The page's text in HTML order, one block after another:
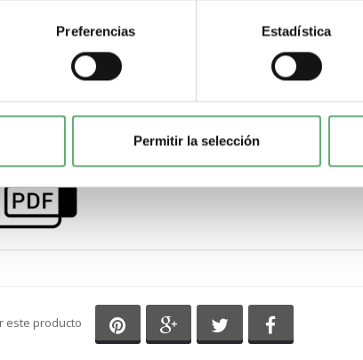
Preferencias Estadística
Permitir la selección
Periodo de garantía
18 months
Descarga la ficha tecnica haciendo
este producto Compartir en Pinterest
Compartir en Google+
Compartir en Twitter